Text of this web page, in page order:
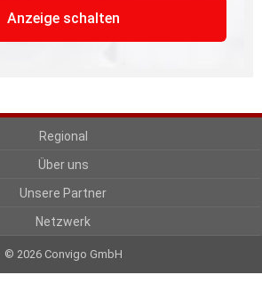
Anzeige schalten
Regional
Über uns
Unsere Partner
Netzwerk
© 2026 Convigo GmbH